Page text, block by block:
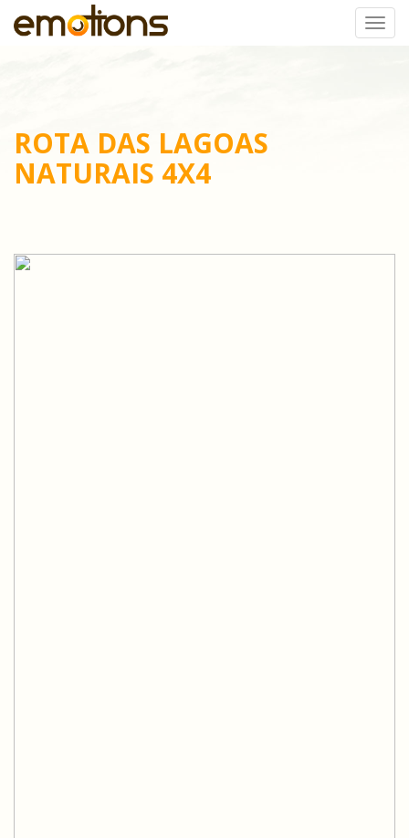
ROTA DAS LAGOAS
NATURAIS 4X4